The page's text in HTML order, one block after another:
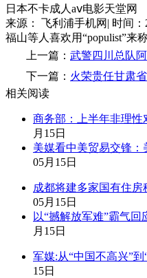
日本不卡成人aⅴ电影天堂网
来源： 飞利浦手机网| 时间：
福山等人喜欢用“populist”来
上一篇： 武警四川总队
下一篇： 火荣贵任甘肃
相关阅读
商务部：上半年非理性
月15日
美媒看中美贸易交锋
05月15日
成都将建多家国有住
05月15日
以“撼解放军难”霸气
月15日
军媒:从“中国不高兴”
15日